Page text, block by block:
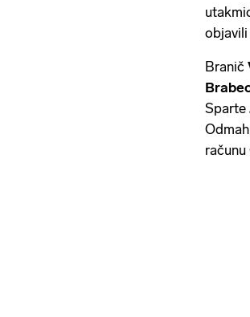
objavili
Branič
Sparte